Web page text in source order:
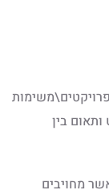
ותאום בין
מחויבים